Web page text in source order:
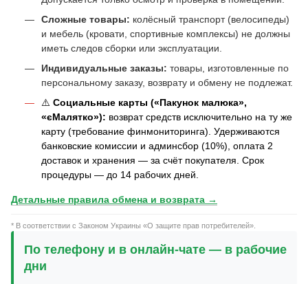
Сложные товары: колёсный транспорт (велосипеды)
и мебель (кровати, спортивные комплексы) не должны
иметь следов сборки или эксплуатации.
Индивидуальные заказы: товары, изготовленные по
персональному заказу, возврату и обмену не подлежат.
⚠️ Социальные карты («Пакунок малюка»,
«єМалятко»): возврат средств исключительно на ту же
карту (требование финмониторинга). Удерживаются
банковские комиссии и админсбор (10%), оплата 2
доставок и хранения — за счёт покупателя. Срок
процедуры — до 14 рабочих дней.
Детальные правила обмена и возврата →
* В соответствии с Законом Украины «О защите прав потребителей».
По телефону и в онлайн-чате — в рабочие
дни